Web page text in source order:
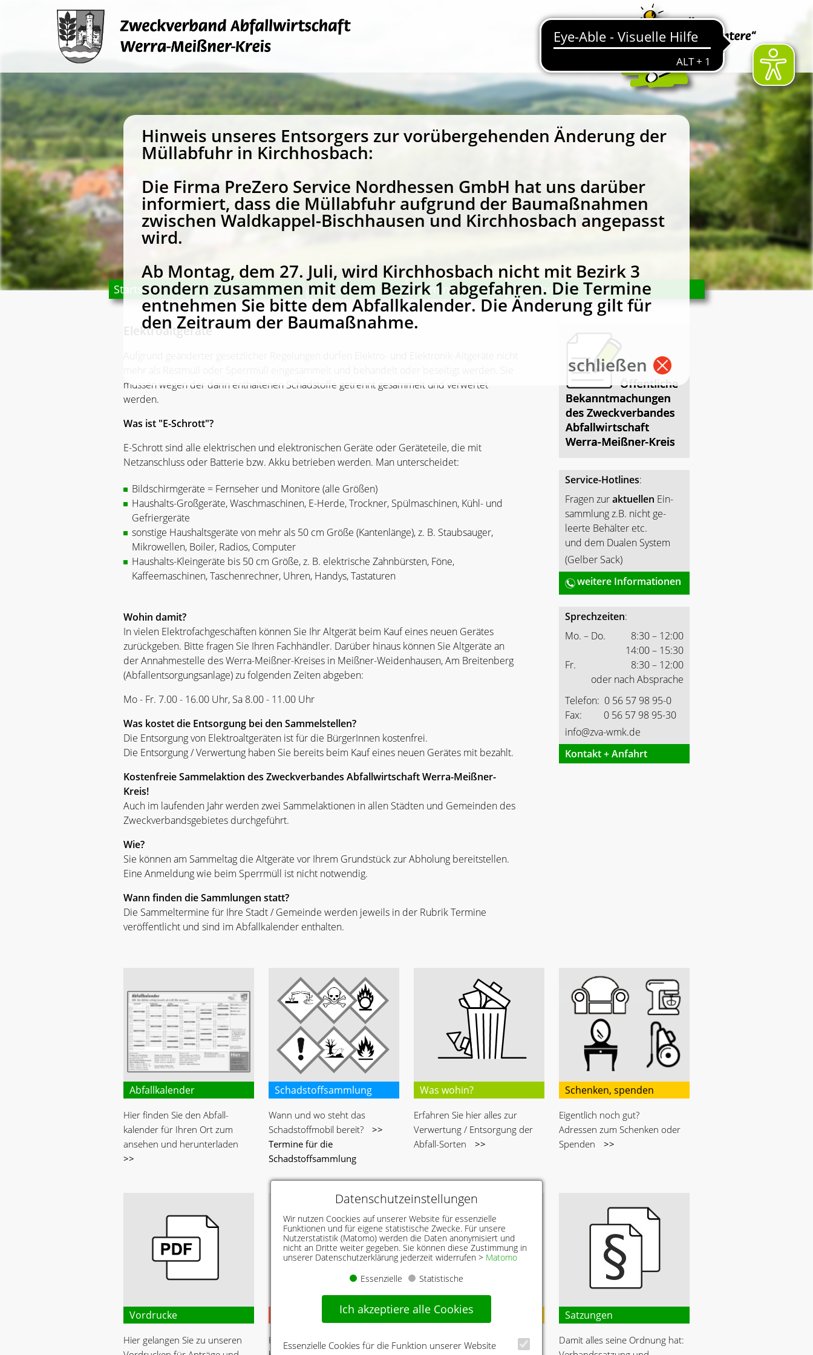
Hinweis unseres Entsorgers zur vorübergehenden Änderung der
Müllabfuhr in Kirchhosbach:
Die Firma PreZero Service Nordhessen GmbH hat uns darüber
informiert, dass die Müllabfuhr aufgrund der Baumaßnahmen
zwischen Waldkappel-Bischhausen und Kirchhosbach angepasst
wird.
Ab Montag, dem 27. Juli, wird Kirchhosbach nicht mit Bezirk 3
sondern zusammen mit dem Bezirk 1 abgefahren. Die Termine
entnehmen Sie bitte dem Abfallkalender. Die Änderung gilt für
den Zeitraum der Baumaßnahme.
schließen
Startseite Über uns Was wohin? Termine Gebühren Service
Elektroaltgeräte
müssen wegen der darin enthaltenen Schadstoffe getrennt gesammelt und verwertet
werden.
Was ist "E-Schrott"?
E-Schrott sind alle elektrischen und elektronischen Geräte oder Geräteteile, die mit
Netzanschluss oder Batterie bzw. Akku betrieben werden. Man unterscheidet:
Bildschirmgeräte = Fernseher und Monitore (alle Größen)
Haushalts-Großgeräte, Waschmaschinen, E-Herde, Trockner, Spülmaschinen, Kühl- und
Gefriergeräte
sonstige Haushaltsgeräte von mehr als 50 cm Größe (Kantenlänge), z. B. Staubsauger,
Mikrowellen, Boiler, Radios, Computer
Haushalts-Kleingeräte bis 50 cm Größe, z. B. elektrische Zahnbürsten, Föne,
Kaffeemaschinen, Taschenrechner, Uhren, Handys, Tastaturen
Wohin damit?
In vielen Elektrofachgeschäften können Sie Ihr Altgerät beim Kauf eines neuen Gerätes
zurückgeben. Bitte fragen Sie Ihren Fachhändler. Darüber hinaus können Sie Altgeräte an
der Annahmestelle des Werra-Meißner-Kreises in Meißner-Weidenhausen, Am Breitenberg
(Abfallentsorgungsanlage) zu folgenden Zeiten abgeben:
Mo - Fr. 7.00 - 16.00 Uhr, Sa 8.00 - 11.00 Uhr
Was kostet die Entsorgung bei den Sammelstellen?
Die Entsorgung von Elektroaltgeräten ist für die BürgerInnen kostenfrei.
Die Entsorgung / Verwertung haben Sie bereits beim Kauf eines neuen Gerätes mit bezahlt.
Kostenfreie Sammelaktion des Zweckverbandes Abfallwirtschaft Werra-Meißner-
Kreis!
Auch im laufenden Jahr werden zwei Sammelaktionen in allen Städten und Gemeinden des
Zweckverbandsgebietes durchgeführt.
Wie?
Sie können am Sammeltag die Altgeräte vor Ihrem Grundstück zur Abholung bereitstellen.
Eine Anmeldung wie beim Sperrmüll ist nicht notwendig.
Wann finden die Sammlungen statt?
Die Sammeltermine für Ihre Stadt / Gemeinde werden jeweils in der Rubrik Termine
veröffentlicht und sind im Abfallkalender enthalten.
Service-Hotlines:
Fragen zuraktuellen Ein-
sammlung z.B. nicht ge-
leerte Behälter etc.
und dem Dualen System
(Gelber Sack)
weitere Informationen
Sprechzeiten:
Mo. – Do.
8:30 – 12:00
14:00 – 15:30
Fr.
8:30 – 12:00
oder nach Absprache
Telefon: 0 56 57 98 95-0
Fax: 0 56 57 98 95-30
info@zva-wmk.de
Kontakt + Anfahrt
Abfallkalender
Hier finden Sie den Abfall-
kalender für Ihren Ort zum
ansehen und herunterladen
>>
Schadstoffsammlung
Wann und wo steht das
Schadstoffmobil bereit?
>>
Termine für die
Schadstoffsammlung
Was wohin?
Erfahren Sie hier alles zur
Verwertung / Entsorgung der
Abfall-Sorten
>>
Schenken, spenden
Eigentlich noch gut?
Adressen zum Schenken oder
Spenden
>>
Vordrucke
Hier gelangen Sie zu unseren
Hier finden Sie Antworten auf
Sperrmüllantrag
Stellen Sie hier Ihren
Satzungen
Damit alles seine Ordnung hat:
Datenschutzeinstellungen
Wir nutzen Coockies auf unserer Website für essenzielle
Funktionen und für eigene statistische Zwecke. Für unsere
Nutzerstatistik (Matomo) werden die Daten anonymisiert und
nicht an Dritte weiter gegeben. Sie können diese Zustimmung in
unserer Datenschutzerklärung jederzeit widerrufen > Matomo
Essenzielle
Statistische
Ich akzeptiere alle Cookies
Essenzielle Cookies für die Funktion unserer Website